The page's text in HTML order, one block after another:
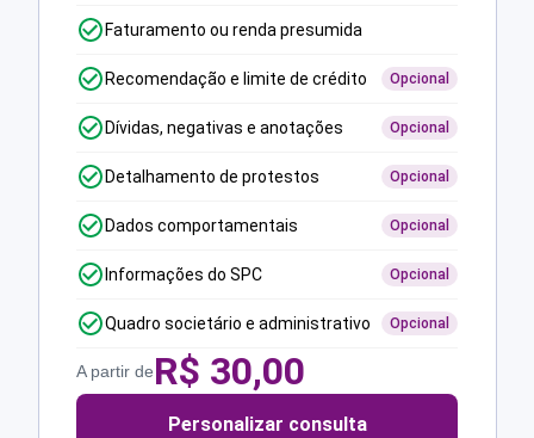
Faturamento ou renda presumida
Recomendação e limite de crédito Opcional
Dívidas, negativas e anotações Opcional
Detalhamento de protestos Opcional
Dados comportamentais Opcional
Informações do SPC Opcional
Quadro societário e administrativo Opcional
A partir deR$ 30,00
Personalizar consulta